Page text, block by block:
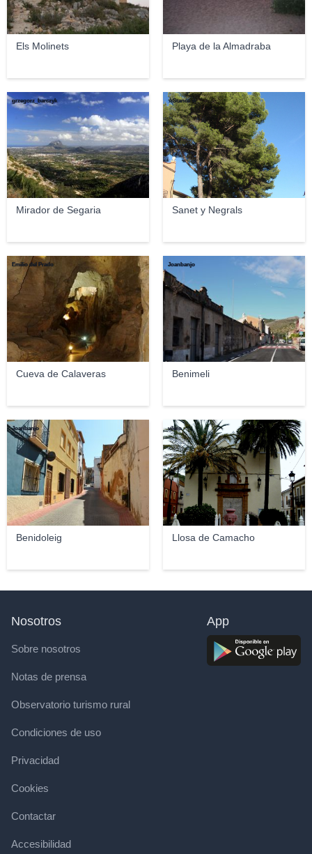
Els Molinets Playa de la Almadraba
Mirador de Segaria
grzegorz_barczyk
Sanet y Negrals
☆Stanca ☆
Cueva de Calaveras
Emilio del Prado
Benimeli
Joanbanjo
Benidoleig
Joanbanjo
Llosa de Camacho
vilero
Nosotros
Sobre nosotros
Notas de prensa
Observatorio turismo rural
Condiciones de uso
Privacidad
Cookies
Contactar
Accesibilidad
App